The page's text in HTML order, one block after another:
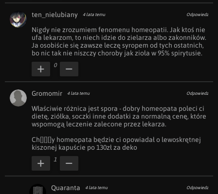
ten_nielubiany 4 lata temu Odpowiedz
Nigdy nie zrozumiem fenomenu homeopatii. Jak ktoś nie
ufa lekarzom, to niech idzie do zielarza albo zakonników.
Ja osobiście się zawsze leczę syropem od tych ostatnich,
bo nic tak nie niszczy choroby jak zioła w 95% spirytusie.
0
Gromomir 4 lata temu Odpowiedz
Właściwie różnica jest spora - dobry homeopata poleci ci
dietę, ziółka, soczki inne dodatki za normalną cenę, które
wspomogą leczenie zalecone przez lekarza.
Ch[][][]y homeopata będzie ci opowiadał o lewoskrętnej
kiszonej kapuście po 130zł za deko
1
Quaranta 4 lata temu Odpowiedz